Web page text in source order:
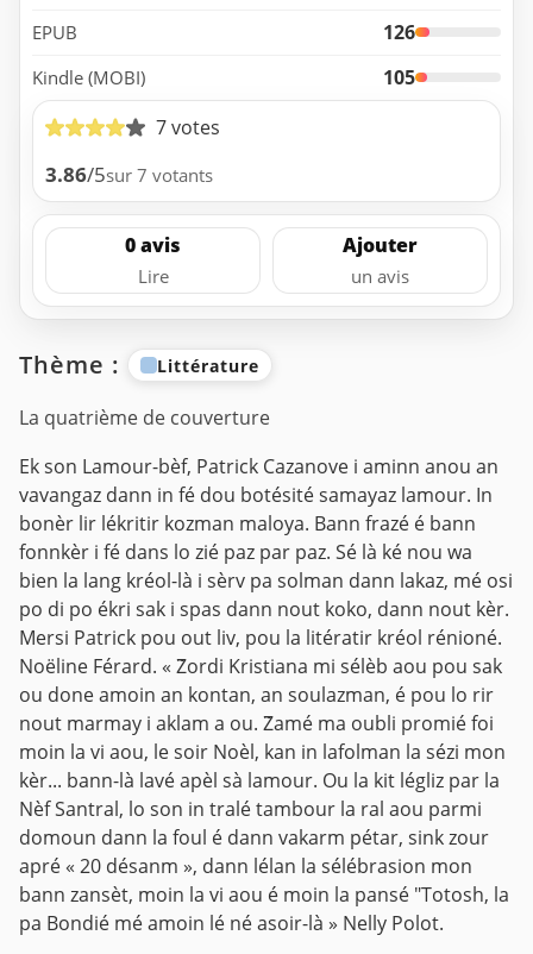
EPUB 126
Kindle (MOBI)
105
7 votes
3.86/5sur 7 votants
0 avis
Lire
Ajouter
un avis
Thème : Littérature
La quatrième de couverture
Ek son Lamour-bèf, Patrick Cazanove i aminn anou an
vavangaz dann in fé dou botésité samayaz lamour. In
bonèr lir lékritir kozman maloya. Bann frazé é bann
fonnkèr i fé dans lo zié paz par paz. Sé là ké nou wa
bien la lang kréol-là i sèrv pa solman dann lakaz, mé osi
po di po ékri sak i spas dann nout koko, dann nout kèr.
Mersi Patrick pou out liv, pou la litératir kréol rénioné.
Noëline Férard. « Z̃ordi Kristiana mi sélèb aou pou sak
ou done amoin an kontan, an soulazman, é pou lo rir
nout marmay i aklam a ou. Z̃amé ma oubli promié foi
moin la vi aou, le soir Noèl, kan in lafolman la sézi mon
kèr... bann-là lavé apèl sà lamour. Ou la kit légliz par la
Nèf Santral, lo son in tralé tambour la ral aou parmi
domoun dann la foul é dann vakarm pétar, sink zour
apré « 20 désanm », dann lélan la sélébrasion mon
bann zansèt, moin la vi aou é moin la pansé "Totosh, la
pa Bondié mé amoin lé né asoir-là » Nelly Polot.